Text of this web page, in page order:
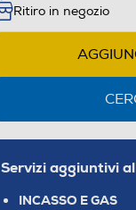
Ritiro in negozio
Servizi aggiuntivi
INCASSO E GAS